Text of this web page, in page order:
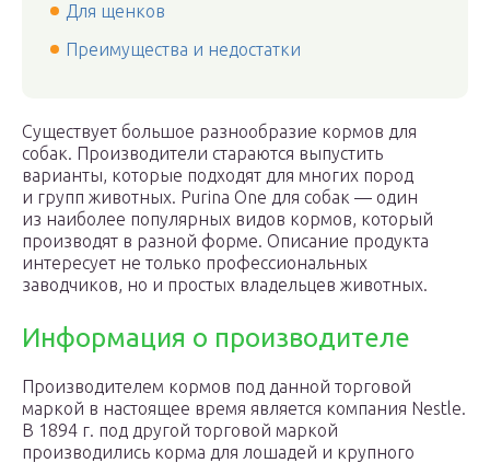
Для щенков
Преимущества и недостатки
Существует большое разнообразие кормов для
собак. Производители стараются выпустить
варианты, которые подходят для многих пород
и групп животных. Purina One для собак — один
из наиболее популярных видов кормов, который
производят в разной форме. Описание продукта
интересует не только профессиональных
заводчиков, но и простых владельцев животных.
Информация о производителе
Производителем кормов под данной торговой
маркой в настоящее время является компания Nestle.
В 1894 г. под другой торговой маркой
производились корма для лошадей и крупного